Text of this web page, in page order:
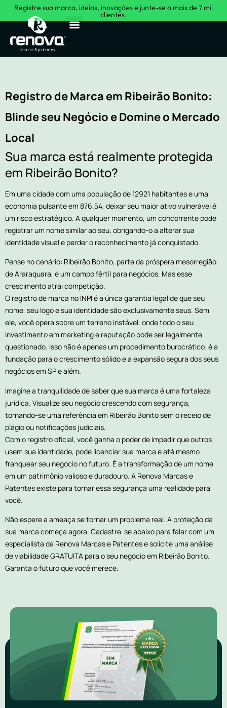
Registre sua marca, ideias, inovações e junte-se a mais de 7 mil
clientes.
Registro de Marca em Ribeirão Bonito:
Blinde seu Negócio e Domine o Mercado
Local
Sua marca está realmente protegida
em Ribeirão Bonito?
Em uma cidade com uma população de 12921 habitantes e uma
economia pulsante em 876.54, deixar seu maior ativo vulnerável é
um risco estratégico. A qualquer momento, um concorrente pode
registrar um nome similar ao seu, obrigando-o a alterar sua
identidade visual e perder o reconhecimento já conquistado.
Pense no cenário: Ribeirão Bonito, parte da próspera mesorregião
de Araraquara, é um campo fértil para negócios. Mas esse
crescimento atrai competição.
O registro de marca no INPI é a única garantia legal de que seu
nome, seu logo e sua identidade são exclusivamente seus. Sem
ele, você opera sobre um terreno instável, onde todo o seu
investimento em marketing e reputação pode ser legalmente
questionado. Isso não é apenas um procedimento burocrático; é a
fundação para o crescimento sólido e a expansão segura dos seus
negócios em SP e além.
Imagine a tranquilidade de saber que sua marca é uma fortaleza
jurídica. Visualize seu negócio crescendo com segurança,
tornando-se uma referência em Ribeirão Bonito sem o receio de
plágio ou notificações judiciais.
Com o registro oficial, você ganha o poder de impedir que outros
usem sua identidade, pode licenciar sua marca e até mesmo
franquear seu negócio no futuro. É a transformação de um nome
em um patrimônio valioso e duradouro. A Renova Marcas e
Patentes existe para tornar essa segurança uma realidade para
você.
Não espere a ameaça se tornar um problema real. A proteção da
sua marca começa agora. Cadastre-se abaixo para falar com um
especialista da Renova Marcas e Patentes e solicite uma análise
de viabilidade GRATUITA para o seu negócio em Ribeirão Bonito.
Garanta o futuro que você merece.